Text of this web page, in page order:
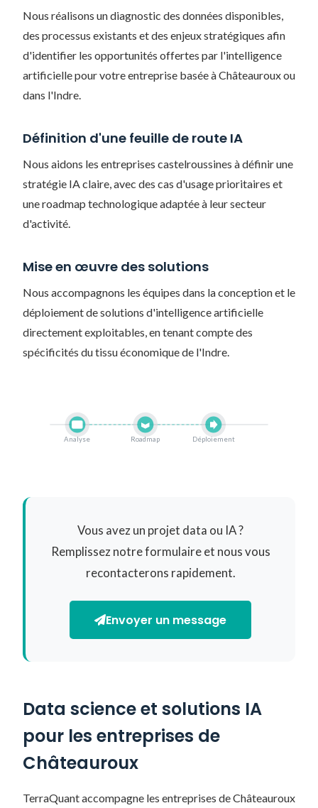
Nous réalisons un diagnostic des données disponibles,
des processus existants et des enjeux stratégiques afin
d'identifier les opportunités offertes par l'intelligence
artificielle pour votre entreprise basée à Châteauroux ou
dans l'Indre.
Définition d'une feuille de route IA
Nous aidons les entreprises castelroussines à définir une
stratégie IA claire, avec des cas d'usage prioritaires et
une roadmap technologique adaptée à leur secteur
d'activité.
Mise en œuvre des solutions
Nous accompagnons les équipes dans la conception et le
déploiement de solutions d'intelligence artificielle
directement exploitables, en tenant compte des
spécificités du tissu économique de l'Indre.
Analyse Roadmap Déploiement
Vous avez un projet data ou IA ?
Remplissez notre formulaire et nous vous
recontacterons rapidement.
Envoyer un message
Data science et solutions IA
pour les entreprises de
Châteauroux
TerraQuant accompagne les entreprises de Châteauroux